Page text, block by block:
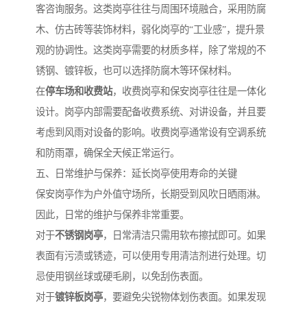
客咨询服务。这类岗亭往往与周围环境融合，采用防腐
木、仿古砖等装饰材料，弱化岗亭的“工业感”，提升景
观的协调性。这类岗亭需要的材质多样，除了常规的不
锈钢、镀锌板，也可以选择防腐木等环保材料。
在停车场和收费站，收费岗亭和保安岗亭往往是一体化
设计。岗亭内部需要配备收费系统、对讲设备，并且要
考虑到风雨对设备的影响。收费岗亭通常设有空调系统
和防雨罩，确保全天候正常运行。
五、日常维护与保养：延长岗亭使用寿命的关键
保安岗亭作为户外值守场所，长期受到风吹日晒雨淋。
因此，日常的维护与保养非常重要。
对于不锈钢岗亭，日常清洁只需用软布擦拭即可。如果
表面有污渍或锈迹，可以使用专用清洁剂进行处理。切
忌使用钢丝球或硬毛刷，以免刮伤表面。
对于镀锌板岗亭，要避免尖锐物体划伤表面。如果发现